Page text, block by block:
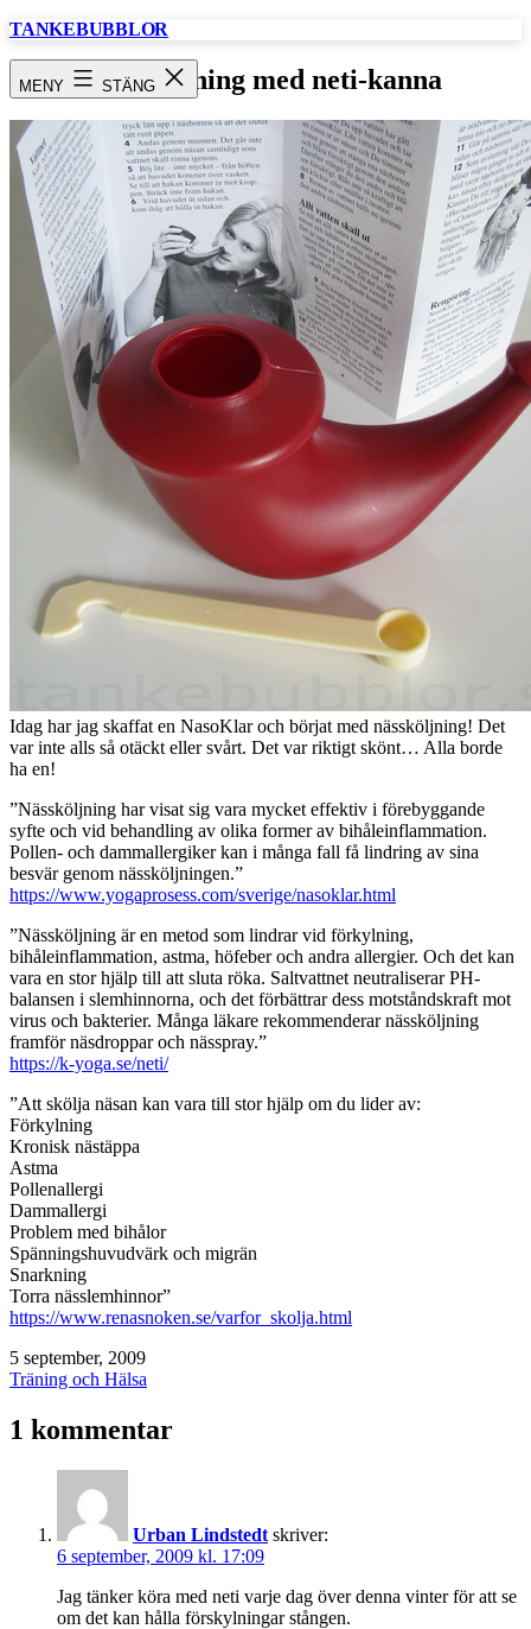
Hoppa
TANKEBUBBLOR
MENY STÄNG
Nässköljning med neti-kanna
Idag har jag skaffat en NasoKlar och börjat med nässköljning! Det
var inte alls så otäckt eller svårt. Det var riktigt skönt… Alla borde
ha en!
”Nässköljning har visat sig vara mycket effektiv i förebyggande
syfte och vid behandling av olika former av bihåleinflammation.
Pollen- och dammallergiker kan i många fall få lindring av sina
besvär genom nässköljningen.”
https://www.yogaprosess.com/sverige/nasoklar.html
”Nässköljning är en metod som lindrar vid förkylning,
bihåleinflammation, astma, höfeber och andra allergier. Och det kan
vara en stor hjälp till att sluta röka. Saltvattnet neutraliserar PH-
balansen i slemhinnorna, och det förbättrar dess motståndskraft mot
virus och bakterier. Många läkare rekommenderar nässköljning
framför näsdroppar och nässpray.”
https://k-yoga.se/neti/
”Att skölja näsan kan vara till stor hjälp om du lider av:
Förkylning
Kronisk nästäppa
Astma
Pollenallergi
Dammallergi
Problem med bihålor
Spänningshuvudvärk och migrän
Snarkning
Torra nässlemhinnor”
https://www.renasnoken.se/varfor_skolja.html
Publicerat
den
5 september, 2009
Kategoriserat
Träning och Hälsa
1 kommentar
Urban Lindstedt skriver:
6 september, 2009 kl. 17:09
Jag tänker köra med neti varje dag över denna vinter för att se
om det kan hålla förskylningar stången.